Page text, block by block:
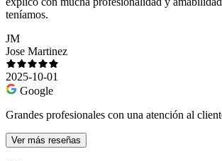
teníamos.
JM
Jose Martinez
2025-10-01
Google
Grandes profesionales con una atención al
Ver más reseñas